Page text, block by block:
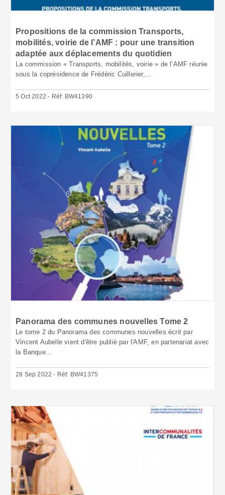
Propositions de la commission Transports,
mobilités, voirie de l’AMF : pour une transition
adaptée aux déplacements du quotidien
La commission « Transports, mobilités, voirie » de l’AMF réunie
sous la coprésidence de Frédéric Cuillerier,...
5 Oct 2022 - Réf: BW41390
Panorama des communes nouvelles Tome 2
Le tome 2 du Panorama des communes nouvelles écrit par
Vincent Aubelle vient d'être publié par l'AMF, en partenariat avec
la Banque...
28 Sep 2022 - Réf: BW41375